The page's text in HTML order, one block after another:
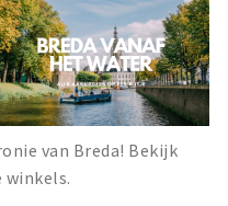
van Breda! Bekijk
winkels.